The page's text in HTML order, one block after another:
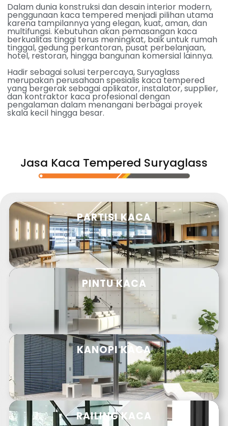
Dalam dunia konstruksi dan desain interior modern,
penggunaan kaca tempered menjadi pilihan utama
karena tampilannya yang elegan, kuat, aman, dan
multifungsi. Kebutuhan akan pemasangan kaca
berkualitas tinggi terus meningkat, baik untuk rumah
tinggal, gedung perkantoran, pusat perbelanjaan,
hotel, restoran, hingga bangunan komersial lainnya.
Hadir sebagai solusi terpercaya, Suryaglass
merupakan perusahaan spesialis kaca tempered
yang bergerak sebagai aplikator, instalator, supplier,
dan kontraktor kaca profesional dengan
pengalaman dalam menangani berbagai proyek
skala kecil hingga besar.
Jasa Kaca Tempered Suryaglass
PARTISI KACA
PINTU KACA
KANOPI KACA
RAILING KACA